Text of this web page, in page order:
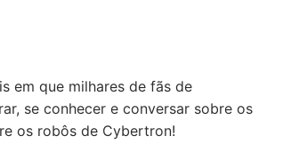
em que milhares de fãs de
se conhecer e conversar sobre os
os robôs de Cybertron!